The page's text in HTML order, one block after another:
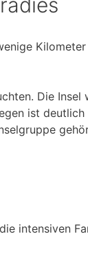
Die
ist
intensiven